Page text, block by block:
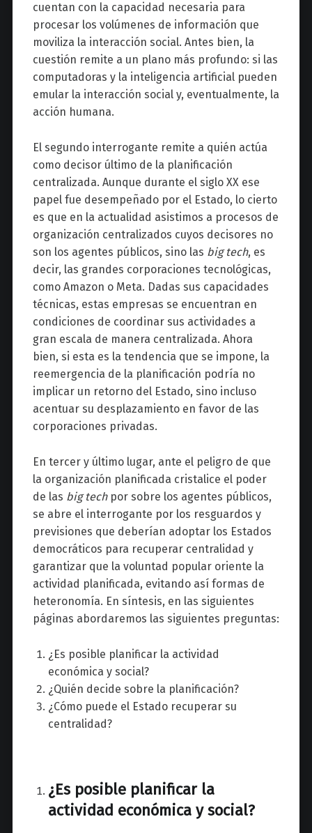
cuentan con la capacidad necesaria para
procesar los volúmenes de información que
moviliza la interacción social. Antes bien, la
cuestión remite a un plano más profundo: si las
computadoras y la inteligencia artificial pueden
emular la interacción social y, eventualmente, la
acción humana.
El segundo interrogante remite a quién actúa
como decisor último de la planificación
centralizada. Aunque durante el siglo XX ese
papel fue desempeñado por el Estado, lo cierto
es que en la actualidad asistimos a procesos de
organización centralizados cuyos decisores no
son los agentes públicos, sino las big tech, es
decir, las grandes corporaciones tecnológicas,
como Amazon o Meta. Dadas sus capacidades
técnicas, estas empresas se encuentran en
condiciones de coordinar sus actividades a
gran escala de manera centralizada. Ahora
bien, si esta es la tendencia que se impone, la
reemergencia de la planificación podría no
implicar un retorno del Estado, sino incluso
acentuar su desplazamiento en favor de las
corporaciones privadas.
En tercer y último lugar, ante el peligro de que
la organización planificada cristalice el poder
de las big tech por sobre los agentes públicos,
se abre el interrogante por los resguardos y
previsiones que deberían adoptar los Estados
democráticos para recuperar centralidad y
garantizar que la voluntad popular oriente la
actividad planificada, evitando así formas de
heteronomía. En síntesis, en las siguientes
páginas abordaremos las siguientes preguntas:
¿Es posible planificar la actividad
económica y social?
¿Quién decide sobre la planificación?
¿Cómo puede el Estado recuperar su
centralidad?
¿Es posible planificar la
actividad económica y social?